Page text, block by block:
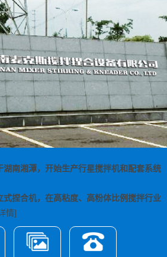
南湘潭，开始生产行星搅拌机和配套系统
捏合机，在高粘度、高粉体比例搅拌行业
情]